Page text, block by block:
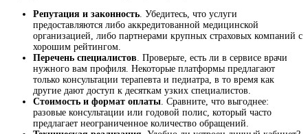
Репутация и законность. Убедитесь, что услуги
предоставляются либо аккредитованной медицинской
организацией, либо партнерами крупных страховых компаний с
хорошим рейтингом.
Перечень специалистов. Проверьте, есть ли в сервисе врачи
нужного вам профиля. Некоторые платформы предлагают
только консультации терапевта и педиатра, в то время как
другие дают доступ к десяткам узких специалистов.
Стоимость и формат оплаты. Сравните, что выгоднее:
разовые консультации или годовой полис, который часто
предлагает неограниченное количество обращений.